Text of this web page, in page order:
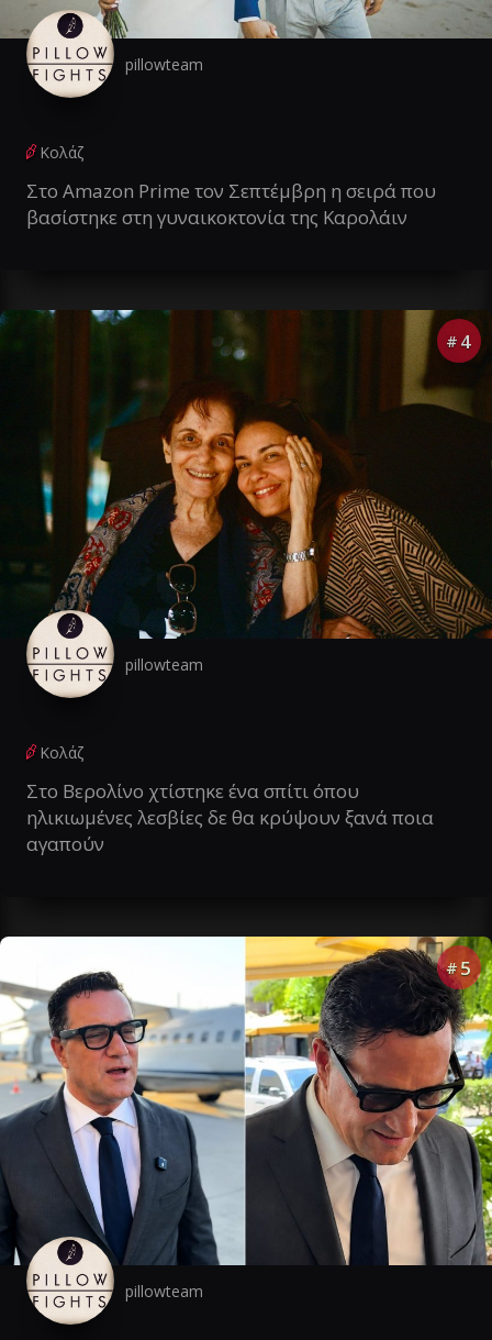
pillowteam
Κολάζ
Στο Amazon Prime τον Σεπτέμβρη η σειρά που
βασίστηκε στη γυναικοκτονία της Καρολάιν
# 4
pillowteam
Κολάζ
Στο Βερολίνο χτίστηκε ένα σπίτι όπου
ηλικιωμένες λεσβίες δε θα κρύψουν ξανά ποια
αγαπούν
# 5
pillowteam